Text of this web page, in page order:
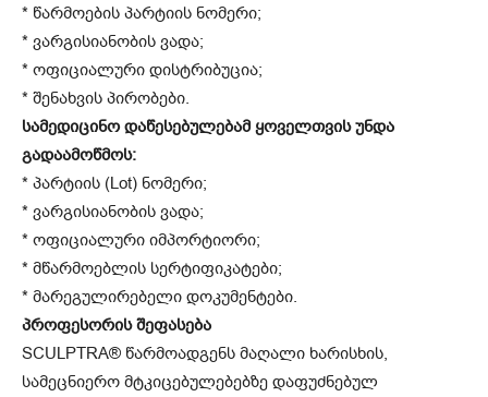
* წარმოების პარტიის ნომერი;
* ვარგისიანობის ვადა;
* ოფიციალური დისტრიბუცია;
* შენახვის პირობები.
სამედიცინო დაწესებულებამ ყოველთვის უნდა
გადაამოწმოს:
* პარტიის (Lot) ნომერი;
* ვარგისიანობის ვადა;
* ოფიციალური იმპორტიორი;
* მწარმოებლის სერტიფიკატები;
* მარეგულირებელი დოკუმენტები.
პროფესორის შეფასება
SCULPTRA® წარმოადგენს მაღალი ხარისხის,
სამეცნიერო მტკიცებულებებზე დაფუძნებულ